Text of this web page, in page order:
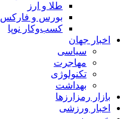
طلا و ارز
بورس و فارکس
کسب‌وکار نوپا
اخبار جهان
سیاسی
مهاجرت
تکنولوژی
بهداشت
بازار رمزارزها
اخبار ورزشی